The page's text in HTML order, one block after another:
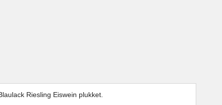
Riesling Eiswein plukket.